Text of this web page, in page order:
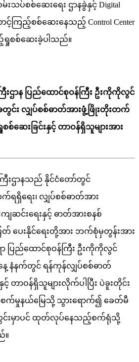
မ်းသပ်စစ်ဆေးရေး ဌာနခွဲနှင့် Digital
စောင့်ကြည့်စစ်ဆေးနေသည့် Control Center
ရှုစစ်ဆေးခဲ့ပါသည်။
းဌာန ပြည်ထောင်စုဝန်ကြီး ဦးကိုကိုလွင်
င်း လျှပ်စစ်ဓာတ်အားဖွံ့ဖြိုးတိုးတက်
စ်ဆေးခြင်းနှင့် တာဝန်ရှိသူများအား
ြီးဌာနသည် နိုင်ငံတော်တွင်
ရှိရေး၊ လျှပ်စစ်ဓာတ်အား
ျဆင်းရေးနှင့် ဓာတ်အားစနစ်
ပေးနိုင်ရေးတို့အား ဘက်စုံမှတွန်းအား
ပြည်ထောင်စုဝန်ကြီး ဦးကိုကိုလွင်
နံနက်တွင် ရန်ကုန်လျှပ်စစ်ဓာတ်
င့် တာဝန်ရှိသူများလိုက်ပါပြီး ပဲခူးတိုင်း
စက်မှုနယ်မြေသို့ သွားရောက်၍ ခေတ်မီ
ြည်တွင်းမှာပင် ထုတ်လုပ်နေသည့်စက်ရုံသို့
။